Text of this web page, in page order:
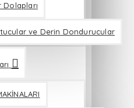
Dolapları
ve Derin Dondurucular